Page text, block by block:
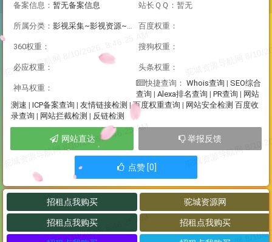
备案信息： 暂无备案信息 站长ＱＱ：暂无
所属分类： 影视采集~影视资源~直播资源 百度权重：
360权重： 搜狗权重：
必应权重： 头条权重：
神马权重：
快捷查询： Whois查询 | SEO综合
查询 | Alexa排名查询 | PR查询 | 网站
测速 | ICP备案查询 | 友情链接检测 |百度权重查询 | 网站安全检测 百度收
录查询 | 网站拦截检测 | 反链检测
网站直达 举报反馈
点赞 [0]